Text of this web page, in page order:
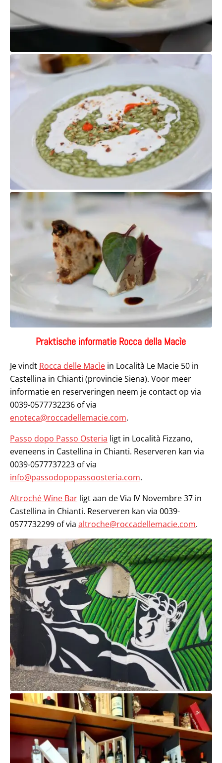
Praktische informatie Rocca della Macìe
Je vindt Rocca delle Macìe in Località Le Macie 50 in
Castellina in Chianti (provincie Siena). Voor meer
informatie en reserveringen neem je contact op via
0039-0577732236 of via
enoteca@roccadellemacie.com.
Passo dopo Passo Osteria ligt in Località Fizzano,
eveneens in Castellina in Chianti. Reserveren kan via
0039-0577737223 of via
info@passodopopassoosteria.com.
Altroché Wine Bar ligt aan de Via IV Novembre 37 in
Castellina in Chianti. Reserveren kan via 0039-
0577732299 of via altroche@roccadellemacie.com.